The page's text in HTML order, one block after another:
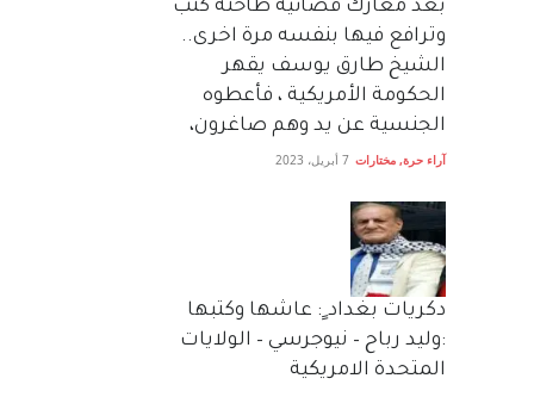
بعد معارك قضائية طاحنة كتب
وترافع فيها بنفسه مرة اخرى..
الشيخ طارق يوسف يقهر
الحكومة الأمريكية ، فأعطوه
الجنسية عن يد وهم صاغرون،
آراء حرة, مختارات 7 أبريل، 2023
دكريات بغداد ٍ: عاشها وكتبها
:وليد رباح – نيوجرسي – الولايات
المتحدة الامريكية